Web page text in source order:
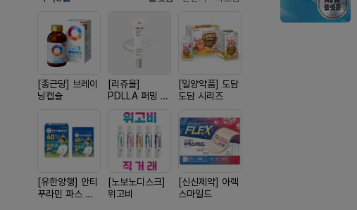
[종근당] 브레이
닝캡슐
[리쥬올]
PDLLA 퍼밍 크
[일양약품] 도담
도담 시리즈
[유한양행] 안티
푸라민 파스 시
[노보노디스크]
위고비
[신신제약] 아렉
스마일드